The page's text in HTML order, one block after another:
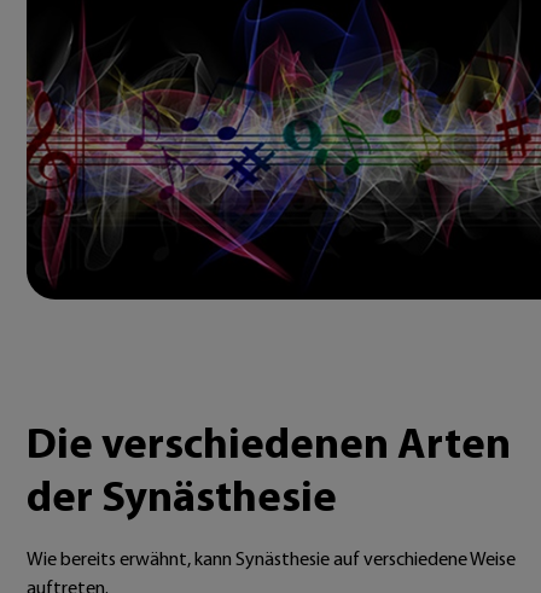
Die verschiedenen Arten
der Synästhesie
Wie bereits erwähnt, kann Synästhesie auf verschiedene Weise
auftreten.